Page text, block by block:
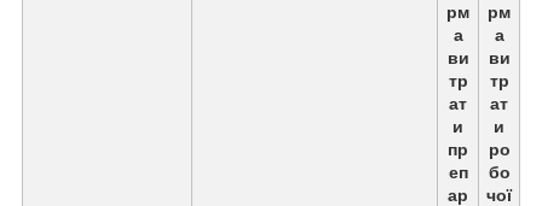
рм
а
ви
тр
ат
и
пр
еп
ар
рм
а
ви
тр
ат
и
ро
бо
чої